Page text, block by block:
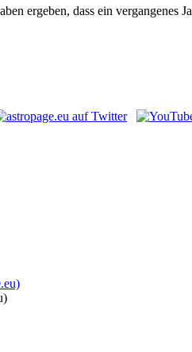
ergeben, dass ein